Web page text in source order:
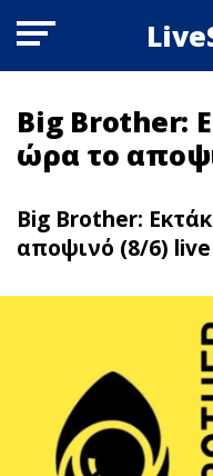
Big Brother:
ώρα το
Big Brother:
αποψινό (8/6) live